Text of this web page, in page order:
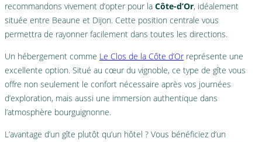
recommandons vivement d’opter pour la Côte-d’Or, idéalement
située entre Beaune et Dijon. Cette position centrale vous
permettra de rayonner facilement dans toutes les directions.
Un hébergement comme Le Clos de la Côte d’Or représente une
excellente option. Situé au cœur du vignoble, ce type de gîte vous
offre non seulement le confort nécessaire après vos journées
d’exploration, mais aussi une immersion authentique dans
l’atmosphère bourguignonne.
L’avantage d’un gîte plutôt qu’un hôtel ? Vous bénéficiez d’un